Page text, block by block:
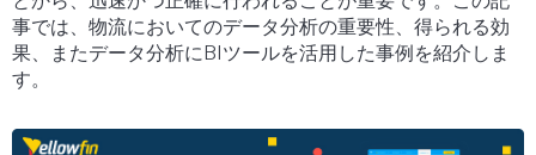
事では、物流においてのデータ分析の重要性、得られる効
果、またデータ分析にBIツールを活用した事例を紹介しま
す。